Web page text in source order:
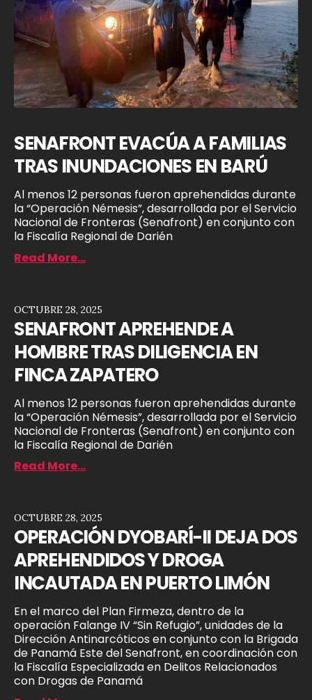
SENAFRONT EVACÚA A FAMILIAS
TRAS INUNDACIONES EN BARÚ
Al menos 12 personas fueron aprehendidas durante
la “Operación Némesis”, desarrollada por el Servicio
Nacional de Fronteras (Senafront) en conjunto con
la Fiscalía Regional de Darién
Read More...
SENAFRONT APREHENDE A
HOMBRE TRAS DILIGENCIA EN
FINCA ZAPATERO
Al menos 12 personas fueron aprehendidas durante
la “Operación Némesis”, desarrollada por el Servicio
Nacional de Fronteras (Senafront) en conjunto con
la Fiscalía Regional de Darién
OCTUBRE 28, 2025
Read More...
OPERACIÓN DYOBARÍ-II DEJA DOS
APREHENDIDOS Y DROGA
INCAUTADA EN PUERTO LIMÓN
En el marco del Plan Firmeza, dentro de la
operación Falange IV “Sin Refugio”, unidades de la
Dirección Antinarcóticos en conjunto con la Brigada
de Panamá Este del Senafront, en coordinación con
la Fiscalía Especializada en Delitos Relacionados
con Drogas de Panamá
OCTUBRE 28, 2025